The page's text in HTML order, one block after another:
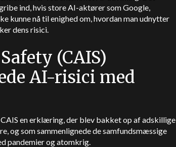
ind, hvis store AI-aktører som Google,
kunne nå til enighed om, hvordan man udnytter
dens risici.
(CAIS)
AI-risici med
en erklæring, der blev bakket op af adskillige
og som sammenlignede de samfundsmæssige
pandemier og atomkrig.